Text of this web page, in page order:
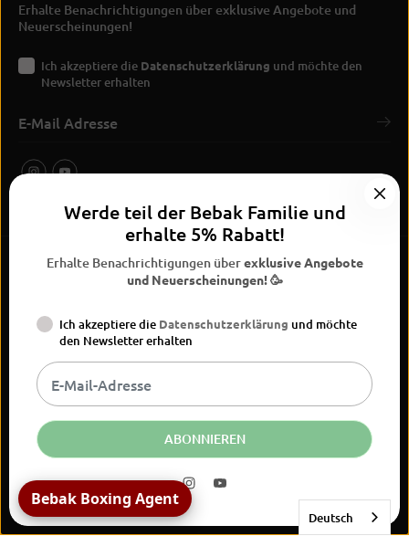
Erhalte Benachrichtigungen über exklusive Angebote und
Neuerscheinungen!
Ich akzeptiere die Datenschutzerklärung und möchte den
Newsletter erhalten
BEBAK Boxing 2026
Widerrufsrecht Datenschutzerklärung
Versand
Kontaktinformationen Impressum
Vertrag
DE EUR
Werde teil der Bebak Familie und
erhalte 5% Rabatt!
Erhalte Benachrichtigungen überexklusive Angebote
und Neuerscheinungen! 🥳
Ich akzeptiere die Datenschutzerklärung und möchte
den Newsletter erhalten
ABONNIEREN
Deutsch
Bebak Boxing Agent